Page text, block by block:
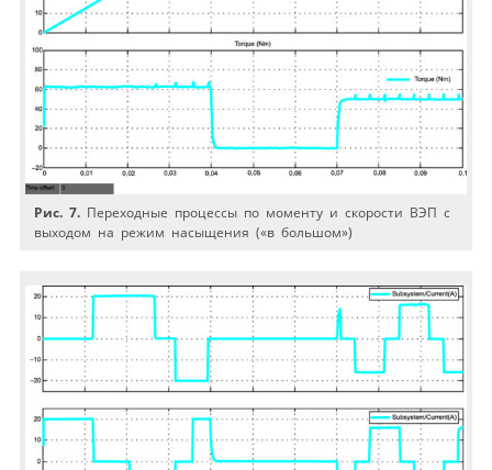
Рис. 7. Переходные процессы по моменту и скорости ВЭП с
выходом на режим насыщения («в большом»)